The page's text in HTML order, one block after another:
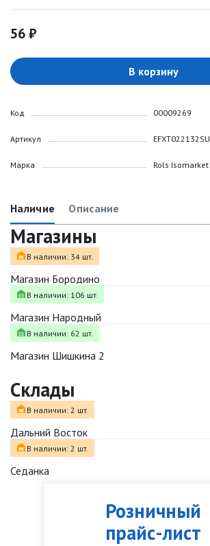
Розничный
прайс-лист
56 ₽
В корзину
Код
Артикул
Марка
00009269
EFXT022132SU
Rols Isomarket
Наличие Описание
Магазины
В наличии: 34 шт.
Магазин Бородино
В наличии: 106 шт.
Магазин Народный
В наличии: 62 шт.
Магазин Шишкина 2
Склады
В наличии: 2 шт.
Дальний Восток
В наличии: 2 шт.
Седанка